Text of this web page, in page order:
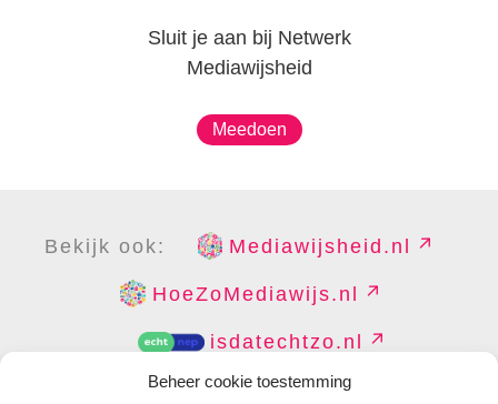
Beheer cookie toestemming
Sluit je aan bij Netwerk
Mediawijsheid
Meedoen
Bekijk ook: Mediawijsheid.nl
HoeZoMediawijs.nl
isdatechtzo.nl